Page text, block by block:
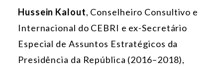
Hussein Kalout, Conselheiro Consultivo e
Internacional do CEBRI e ex-Secretário
Especial de Assuntos Estratégicos da
Presidência da República (2016–2018),